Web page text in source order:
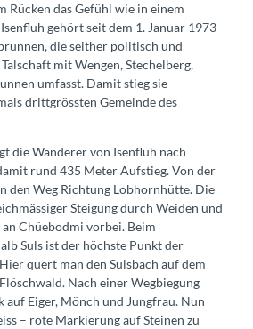
Rücken das Gefühl wie in einem
gehört seit dem 1. Januar 1973
die seither politisch und
mit Wengen, Stechelberg,
umfasst. Damit stieg sie
drittgrössten Gemeinde des
die Wanderer von Isenfluh nach
rund 435 Meter Aufstieg. Von der
den Weg Richtung Lobhornhütte. Die
Steigung durch Weiden und
Chüebodmi vorbei. Beim
Suls ist der höchste Punkt der
quert man den Sulsbach auf dem
Nach einer Wegbiegung
Eiger, Mönch und Jungfrau. Nun
– rote Markierung auf Steinen zu